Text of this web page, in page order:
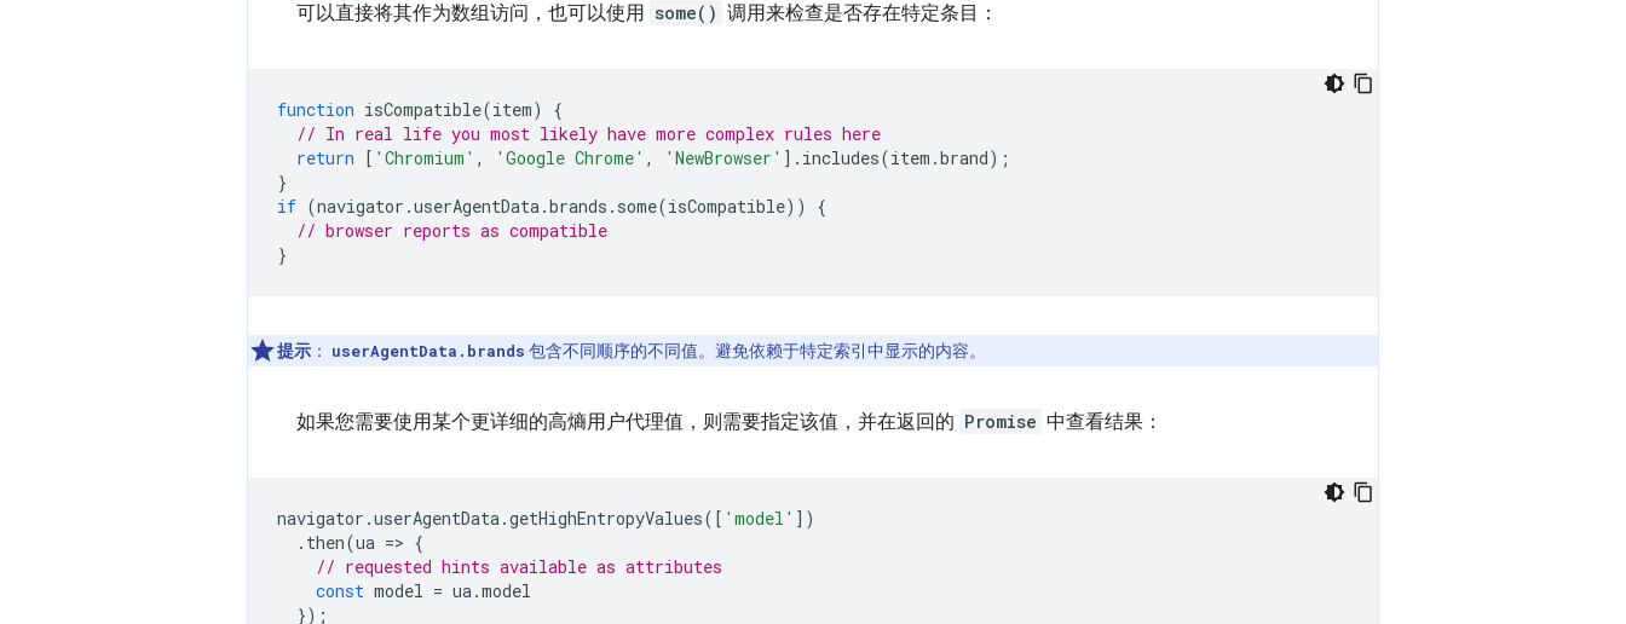
可以直接将其作为数组访问，也可以使用 some() 调用来检查是否存在特定条目：
function isCompatible(item)
{
// In real life you most likely have more complex rules here
return [ 'Chromium' , 'Google Chrome' , 'NewBrowser' ]. includes(item .brand);
}
if (navigator .userAgentData.brands . some(isCompatible))
{
// browser reports as compatible
}
提示 ： userAgentData.brands 包含不同顺序的不同值。避免依赖于特定索引中显示的内容。
如果您需要使用某个更详细的高熵用户代理值，则需要指定该值，并在返回的 Promise 中查看结果：
navigator .userAgentData.getHighEntropyValues([ 'model' ])
. then(ua => {
// requested hints available as attributes
const model = ua.model
});